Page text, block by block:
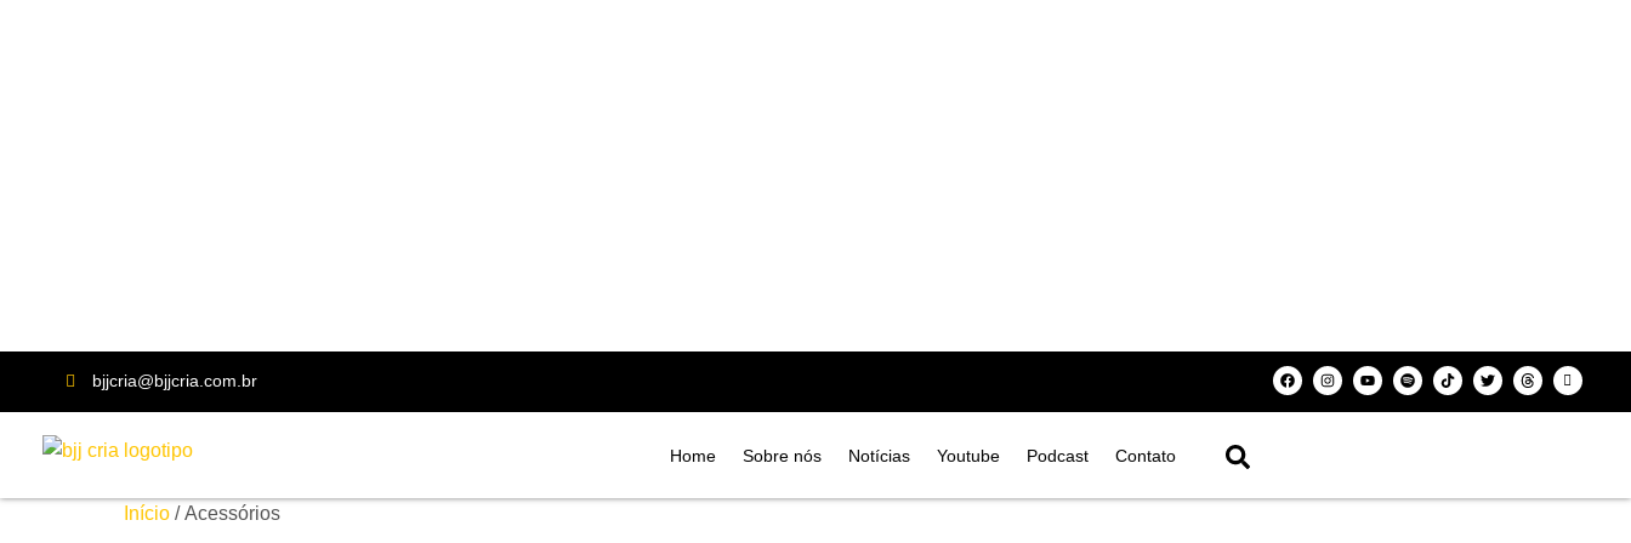
bjjcria@bjjcria.com.br
Home Sobre nós Notícias Youtube Podcast Contato
Início / Acessórios